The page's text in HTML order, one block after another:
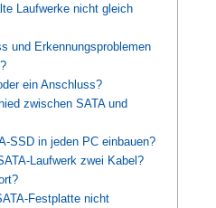
Laufwerke nicht gleich
und Erkennungsproblemen
ein Anschluss?
zwischen SATA und
SSD in jeden PC einbauen?
Laufwerk zwei Kabel?
Festplatte nicht